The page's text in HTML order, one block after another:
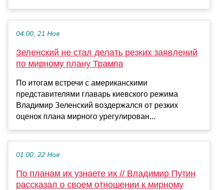
04:00, 21 Ноя
Зеленский не стал делать резких заявлений
по мирному плану Трампа
По итогам встречи с американскими
представителями главарь киевского режима
Владимир Зеленский воздержался от резких
оценок плана мирного урегулирован...
01:00, 22 Ноя
По планам их узнаете их // Владимир Путин
рассказал о своем отношении к мирному